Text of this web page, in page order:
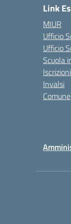
Link
MIUR
Ufficio
Ufficio
Scuola
Invalsi
Comune